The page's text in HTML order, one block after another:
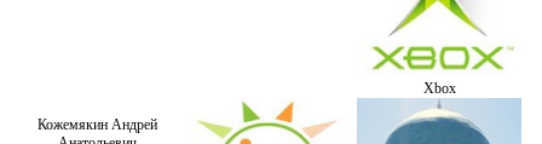
Xbox
Кожемякин Андрей